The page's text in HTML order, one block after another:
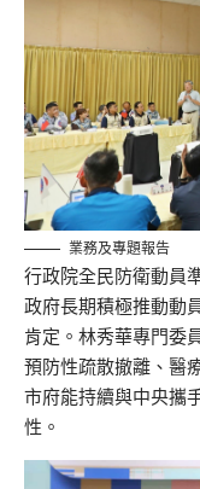
業務及專題報告
行政院全民防衛動員
政府長期積極推動動
肯定。林秀華專門委
預防性疏散撤離、醫
市府能持續與中央攜
性。